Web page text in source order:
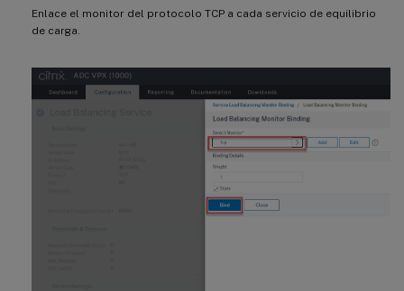
Enlace el monitor del protocolo TCP a cada servicio de equilibrio
de carga.